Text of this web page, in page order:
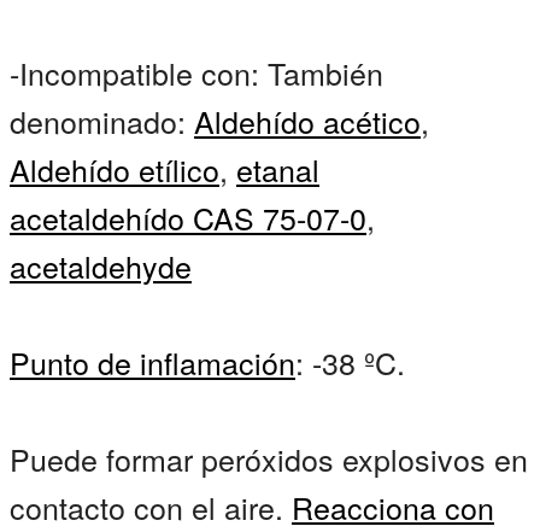
-Incompatible con: También
denominado: Aldehído acético,
Aldehído etílico, etanal
acetaldehído CAS 75-07-0,
acetaldehyde
Punto de inflamación: -38 ºC.
Puede formar peróxidos explosivos en
contacto con el aire. Reacciona con